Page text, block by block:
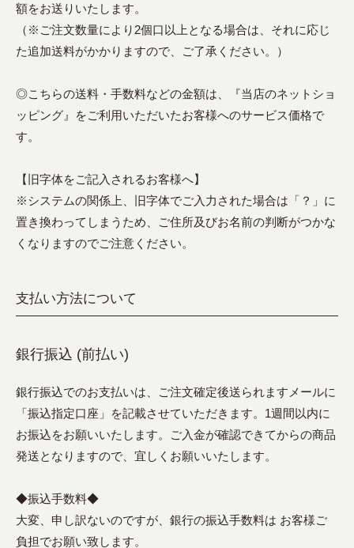
額をお送りいたします。
（※ご注文数量により2個口以上となる場合は、それに応じ
た追加送料がかかりますので、ご了承ください。）
◎こちらの送料・手数料などの金額は、『当店のネットショ
ッピング』をご利用いただいたお客様へのサービス価格で
す。
【旧字体をご記入されるお客様へ】
※システムの関係上、旧字体でご入力された場合は「？」に
置き換わってしまうため、ご住所及びお名前の判断がつかな
くなりますのでご注意ください。
支払い方法について
銀行振込 (前払い)
銀行振込でのお支払いは、ご注文確定後送られますメールに
「振込指定口座」を記載させていただきます。1週間以内に
お振込をお願いいたします。ご入金が確認できてからの商品
発送となりますので、宜しくお願いいたします。
◆振込手数料◆
大変、申し訳ないのですが、銀行の振込手数料は お客様ご
負担でお願い致します。